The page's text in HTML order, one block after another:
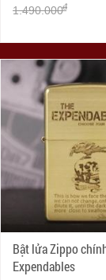
1.490.000đ
Bật lửa Zippo
Expendables